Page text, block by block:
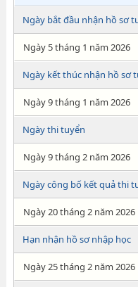
Ngày bắt đầu nhận hồ sơ
Ngày 5 tháng 1 năm 2026
Ngày kết thúc nhận hồ sơ
Ngày 9 tháng 1 năm 2026
Ngày thi tuyển
Ngày 9 tháng 2 năm 2026
Ngày công bố kết quả thi
Ngày 20 tháng 2 năm 2026
Hạn nhận hồ sơ nhập học
Ngày 25 tháng 2 năm 2026